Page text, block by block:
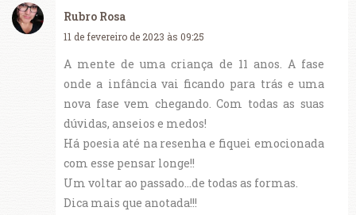
Rubro Rosa
11 de fevereiro de 2023 às 09:25
A mente de uma criança de 11 anos. A fase
onde a infância vai ficando para trás e uma
nova fase vem chegando. Com todas as suas
dúvidas, anseios e medos!
Há poesia até na resenha e fiquei emocionada
com esse pensar longe!!
Um voltar ao passado...de todas as formas.
Dica mais que anotada!!!